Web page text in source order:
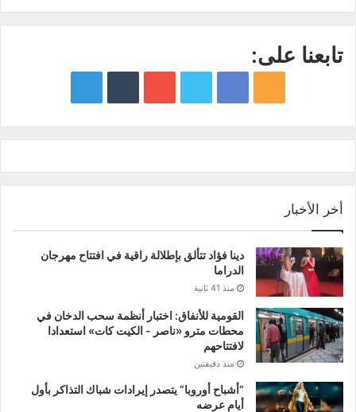
تابعنا على:
أخر الأخبار
دينا فؤاد تتألق بإطلالة راقية في افتتاح مهرجان
الدراما
منذ 41 ثانية
القومية للأنفاق: اختبار أنظمة سحب الدخان في
محطات مترو «ناصر - الكيت كات» استعدادا
لافتتاحهم
منذ دقيقتين
“أشباح أوروبا” يتصدر إيرادات شباك التذاكر بأول
أيام عرضه‎‎